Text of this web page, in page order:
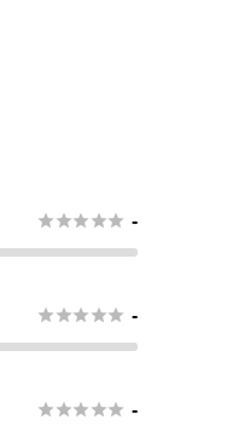
 -
 -
 -